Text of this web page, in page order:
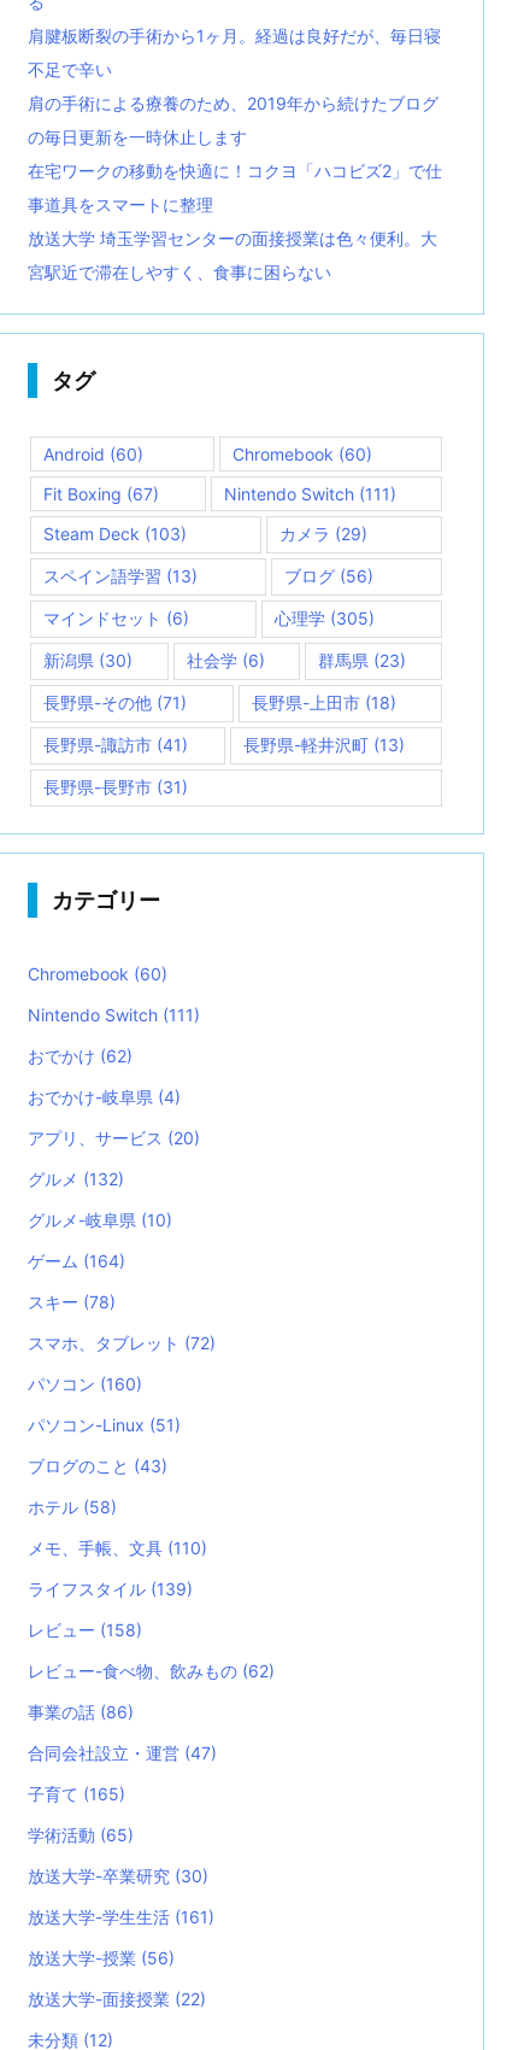
肩腱板断裂の手術から1ヶ月。経過は良好だが、毎日寝
不足で辛い
肩の手術による療養のため、2019年から続けたブログ
の毎日更新を一時休止します
在宅ワークの移動を快適に！コクヨ「ハコビズ2」で仕
事道具をスマートに整理
放送大学 埼玉学習センターの面接授業は色々便利。大
宮駅近で滞在しやすく、食事に困らない
タグ
Android (60) Chromebook (60)
Fit Boxing (67) Nintendo Switch(111)
Steam Deck (103) カメラ (29)
スペイン語学習 (13) ブログ (56)
マインドセット (6) 心理学 (305)
新潟県 (30) 社会学(6) 群馬県 (23)
長野県-その他 (71) 長野県-上田市(18)
長野県-諏訪市 (41) 長野県-軽井沢町 (13)
長野県-長野市 (31)
カテゴリー
Chromebook (60)
Nintendo Switch (111)
おでかけ (62)
おでかけ-岐阜県 (4)
アプリ、サービス (20)
グルメ (132)
グルメ-岐阜県 (10)
ゲーム (164)
スキー (78)
スマホ、タブレット (72)
パソコン (160)
パソコン-Linux (51)
ブログのこと (43)
ホテル (58)
メモ、手帳、文具 (110)
ライフスタイル (139)
レビュー (158)
レビュー-食べ物、飲みもの (62)
事業の話 (86)
合同会社設立・運営 (47)
子育て (165)
学術活動 (65)
放送大学-卒業研究 (30)
放送大学-学生生活 (161)
放送大学-授業 (56)
放送大学-面接授業 (22)
未分類 (12)